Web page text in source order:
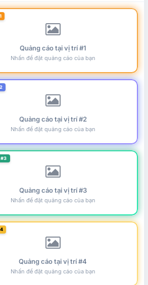
Quảng cáo tại vị trí #1
Nhấn để đặt quảng cáo của bạn
Quảng cáo tại vị trí #2
Nhấn để đặt quảng cáo của bạn
Quảng cáo tại vị trí #3
Nhấn để đặt quảng cáo của bạn
Quảng cáo tại vị trí #4
Nhấn để đặt quảng cáo của bạn